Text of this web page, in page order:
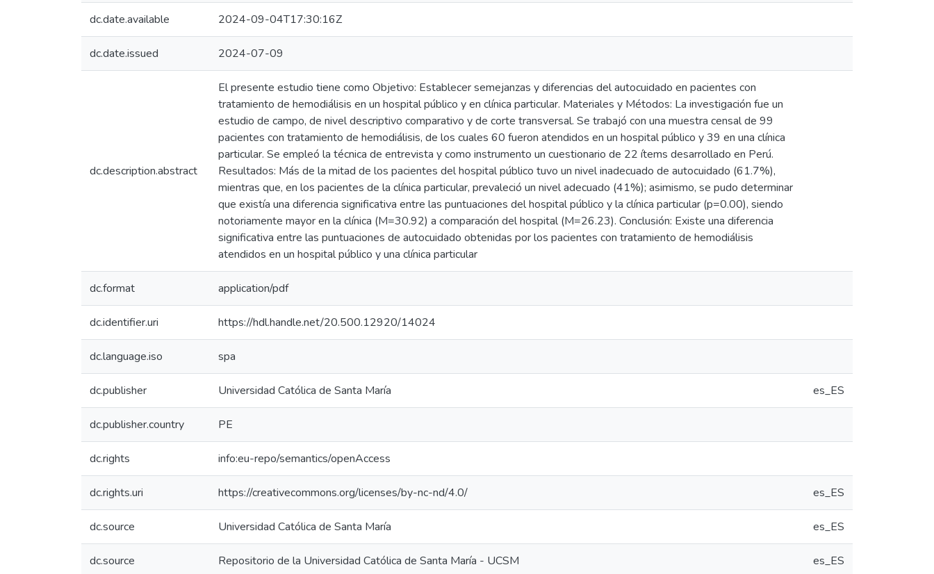
dc.date.available 2024-09-04T17:30:16Z
dc.date.issued 2024-07-09
dc.description.abstract
El presente estudio tiene como Objetivo: Establecer semejanzas y diferencias del autocuidado en pacientes con
tratamiento de hemodiálisis en un hospital público y en clínica particular. Materiales y Métodos: La investigación fue un
estudio de campo, de nivel descriptivo comparativo y de corte transversal. Se trabajó con una muestra censal de 99
pacientes con tratamiento de hemodiálisis, de los cuales 60 fueron atendidos en un hospital público y 39 en una clínica
particular. Se empleó la técnica de entrevista y como instrumento un cuestionario de 22 ítems desarrollado en Perú.
Resultados: Más de la mitad de los pacientes del hospital público tuvo un nivel inadecuado de autocuidado (61.7%),
mientras que, en los pacientes de la clínica particular, prevaleció un nivel adecuado (41%); asimismo, se pudo determinar
que existía una diferencia significativa entre las puntuaciones del hospital público y la clínica particular (p=0.00), siendo
notoriamente mayor en la clínica (M=30.92) a comparación del hospital (M=26.23). Conclusión: Existe una diferencia
significativa entre las puntuaciones de autocuidado obtenidas por los pacientes con tratamiento de hemodiálisis
atendidos en un hospital público y una clínica particular
dc.format application/pdf
dc.identifier.uri https://hdl.handle.net/20.500.12920/14024
dc.language.iso spa
dc.publisher Universidad Católica de Santa María es_ES
dc.publisher.country PE
dc.rights info:eu-repo/semantics/openAccess
dc.rights.uri https://creativecommons.org/licenses/by-nc-nd/4.0/ es_ES
dc.source Universidad Católica de Santa María es_ES
dc.source Repositorio de la Universidad Católica de Santa María - UCSM es_ES